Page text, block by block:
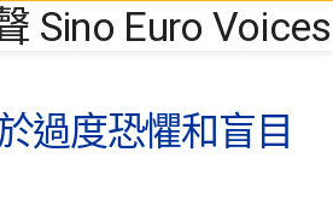
過度恐懼和盲目